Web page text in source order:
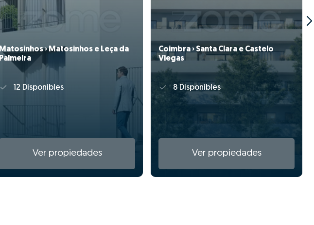
Matosinhos › Matosinhos e Leça da
Palmeira
12 Disponibles
Ver propiedades
Coimbra › Santa Clara e Castelo
Viegas
8 Disponibles
Ver propiedades